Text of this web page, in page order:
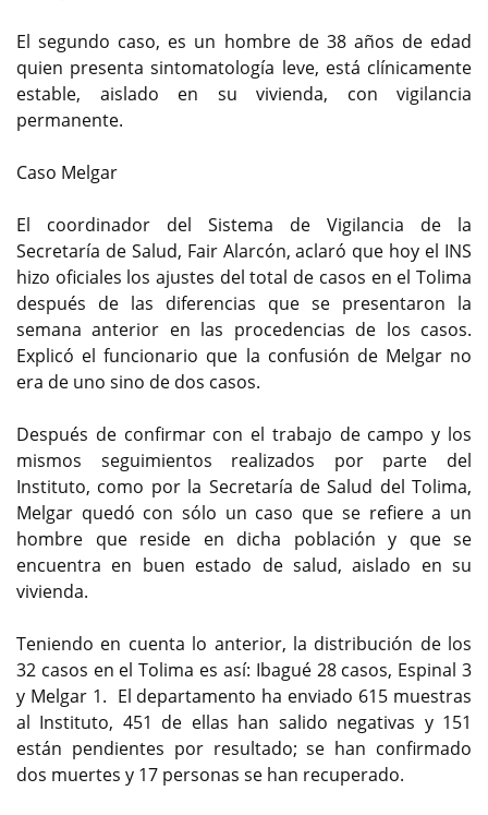
El segundo caso, es un hombre de 38 años de edad
quien presenta sintomatología leve, está clínicamente
estable, aislado en su vivienda, con vigilancia
permanente.
Caso Melgar
El coordinador del Sistema de Vigilancia de la
Secretaría de Salud, Fair Alarcón, aclaró que hoy el INS
hizo oficiales los ajustes del total de casos en el Tolima
después de las diferencias que se presentaron la
semana anterior en las procedencias de los casos.
Explicó el funcionario que la confusión de Melgar no
era de uno sino de dos casos.
Después de confirmar con el trabajo de campo y los
mismos seguimientos realizados por parte del
Instituto, como por la Secretaría de Salud del Tolima,
Melgar quedó con sólo un caso que se refiere a un
hombre que reside en dicha población y que se
encuentra en buen estado de salud, aislado en su
vivienda.
Teniendo en cuenta lo anterior, la distribución de los
32 casos en el Tolima es así: Ibagué 28 casos, Espinal 3
y Melgar 1. El departamento ha enviado 615 muestras
al Instituto, 451 de ellas han salido negativas y 151
están pendientes por resultado; se han confirmado
dos muertes y 17 personas se han recuperado.